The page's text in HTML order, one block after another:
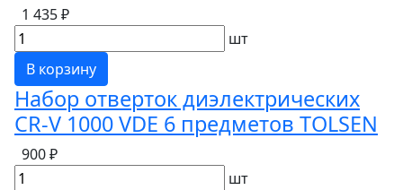
1 435 ₽
шт
В корзину
Набор отверток диэлектрических
CR-V 1000 VDE 6 предметов TOLSEN
900 ₽
шт